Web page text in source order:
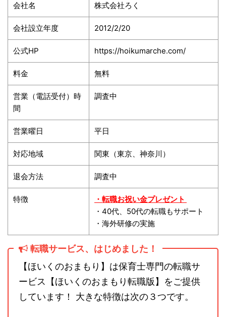
会社名 株式会社ろく
会社設立年度 2012/2/20
公式HP https://hoikumarche.com/
料金 無料
営業（電話受付）時
間
調査中
営業曜日 平日
対応地域 関東（東京、神奈川）
退会方法 調査中
特徴
・転職お祝い金プレゼント
・40代、50代の転職もサポート
・海外研修の実施
転職サービス、はじめました！
【ほいくのおまもり】は保育士専門の転職サ
ービス【ほいくのおまもり転職版】をご提供
しています！ 大きな特徴は次の３つです。